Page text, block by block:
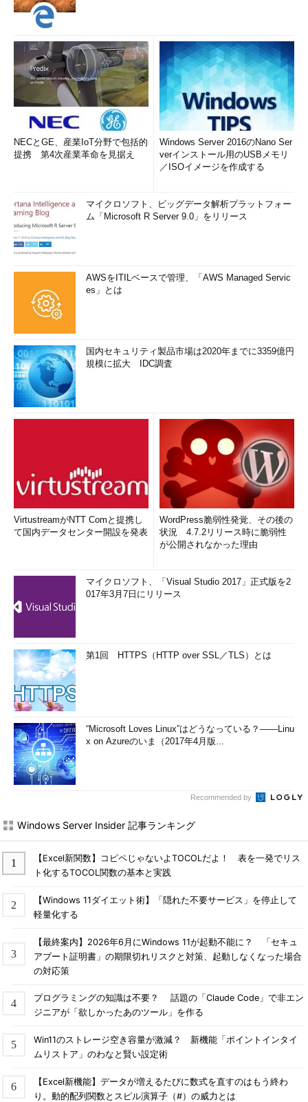
NECとGE、産業IoT分野で包括的
提携 第4次産業革命を見据え
Windows Server 2016のNano Ser
verインストール用のUSBメモリ
／ISOイメージを作成する
マイクロソフト、ビッグデータ解析プラットフォー
ム「Microsoft R Server 9.0」をリリース
AWSをITILベースで管理、「AWS Managed Servic
es」とは
国内セキュリティ製品市場は2020年までに3359億円
規模に拡大 IDC調査
VirtustreamがNTT Comと提携し
て国内データセンター開設を発表
WordPress脆弱性発覚、その後の
状況 4.7.2リリース時に脆弱性
が公開されなかった理由
マイクロソフト、「Visual Studio 2017」正式版を2
017年3月7日にリリース
第1回 HTTPS（HTTP over SSL／TLS）とは
“Microsoft Loves Linux”はどうなっている？――Linu
x on Azureのいま（2017年4月版...
Recommended by
Windows Server Insider 記事ランキング
【Excel新関数】コピペじゃないよTOCOLだよ！ 表を一発でリス
ト化するTOCOL関数の基本と実践
【Windows 11ダイエット術】「隠れた不要サービス」を停止して
軽量化する
【最終案内】2026年6月にWindows 11が起動不能に？ 「セキュ
アブート証明書」の期限切れリスクと対策、起動しなくなった場合
の対応策
プログラミングの知識は不要？ 話題の「Claude Code」で非エン
ジニアが「欲しかったあのツール」を作る
Win11のストレージ空き容量が激減？ 新機能「ポイントインタイ
ムリストア」のわなと賢い設定術
【Excel新機能】データが増えるたびに数式を直すのはもう終わ
り。動的配列関数とスピル演算子（#）の威力とは